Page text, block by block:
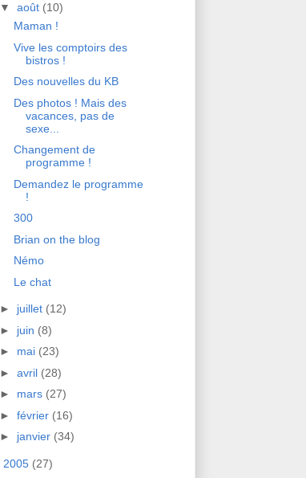
▼ août (10)
Maman !
Vive les comptoirs des
bistros !
Des nouvelles du KB
Des photos ! Mais des
vacances, pas de
sexe...
Changement de
programme !
Demandez le programme
!
300
Brian on the blog
Némo
Le chat
► juillet (12)
► juin (8)
► mai (23)
► avril (28)
► mars (27)
► février (16)
► janvier (34)
2005 (27)